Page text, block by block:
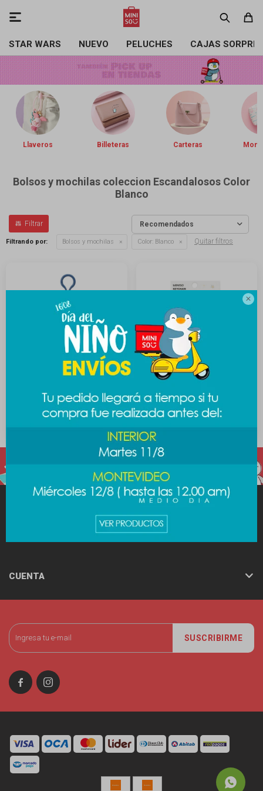

STAR WARS NUEVO PELUCHES CAJAS

Llaveros Billeteras Carteras
Bolsos y mochilas coleccion Escandalosos Color
Blanco
Recomendados
Filtrando por: Bolsos y mochilas Color: Blanco Quitar filtros
Llavero Escandalosos
Monito - Polar
Llavero Escandalositos
acrílico - Polar
SUSCRIBIRME
 
MINISO
CUENTA